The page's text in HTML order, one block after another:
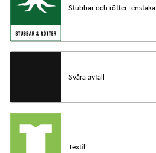
Stubbar och rötter -enstaka
Svåra avfall
Textil